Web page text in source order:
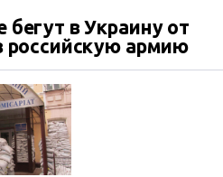
в Украину от
российскую армию